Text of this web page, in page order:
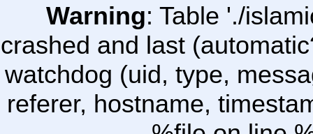
Warning: Table './
crashed and last
watchdog (uid, type,
referer, hostname,